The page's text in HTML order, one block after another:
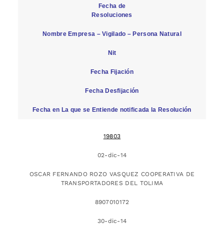
Fecha de
Resoluciones
Nombre Empresa – Vigilado – Persona Natural
Nit
Fecha Fijación
Fecha Desfijación
Fecha en La que se Entiende notificada la Resolución
19803
02-dic-14
OSCAR FERNANDO ROZO VASQUEZ COOPERATIVA DE
TRANSPORTADORES DEL TOLIMA
8907010172
30-dic-14